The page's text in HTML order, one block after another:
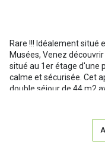
Rare !!! Idéalement situé
Musées, Venez
situé au 1er étage d'une
calme et sécurisée. Cet
double séjour de 44 m2
hauteur de plafonds et
L'appartement dispose